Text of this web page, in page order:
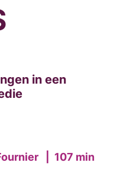
in een
107 min